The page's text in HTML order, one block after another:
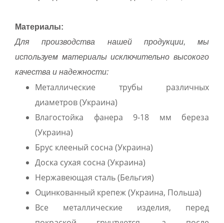
Материалы:
Для производства нашей продукции, мы
используем материалы исключительно высокого
качества и надежности:
Металлические трубы различных
диаметров (Украина)
Влагостойка фанера 9-18 мм береза
(Украина)
Брус клееный сосна (Украина)
Доска сухая сосна (Украина)
Нержавеющая сталь (Бельгия)
Оцинкованный крепеж (Украина, Польша)
Все металлические изделия, перед